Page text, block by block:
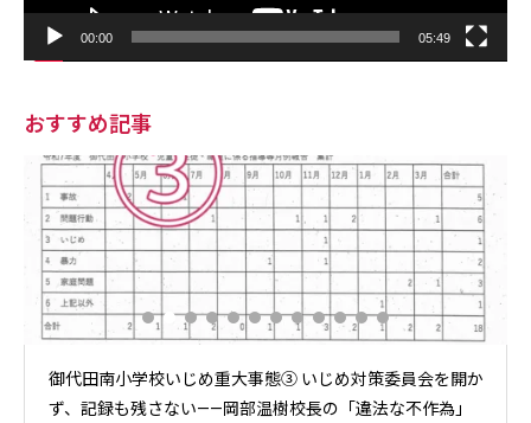
00:00 05:49
おすすめ記事
御代田南小学校いじめ重大事態③ いじめ対策委員会を開か
ず、記録も残さない——岡部温樹校長の「違法な不作為」